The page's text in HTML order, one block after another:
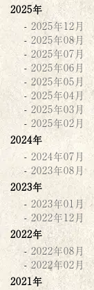
2025年
2025年12月
2025年08月
2025年07月
2025年06月
2025年05月
2025年04月
2025年03月
2025年02月
2024年
2024年07月
2023年08月
2023年
2023年01月
2022年12月
2022年
2022年08月
2022年02月
2021年